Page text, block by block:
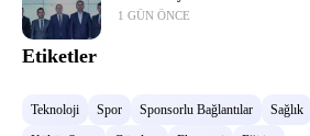
1 GÜN ÖNCE
Etiketler
Teknoloji Spor Sponsorlu Bağlantılar Sağlık